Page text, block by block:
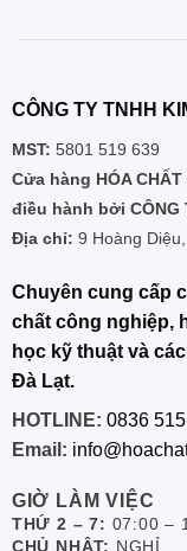
CÔNG TY TNHH
MST: 5801 519 639
Cửa hàng HÓA
điều hành bởi CÔNG
Địa chỉ: 9 Hoàng
Chuyên cung cấp
chất công nghiệp,
học kỹ thuật và
Đà Lạt.
HOTLINE: 0836
Email:
GIỜ LÀM VIỆC
THỨ 2 – 7: 07:00 –
CHỦ NHẬT: NGHỈ